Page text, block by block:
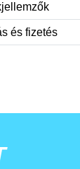
és fizetés